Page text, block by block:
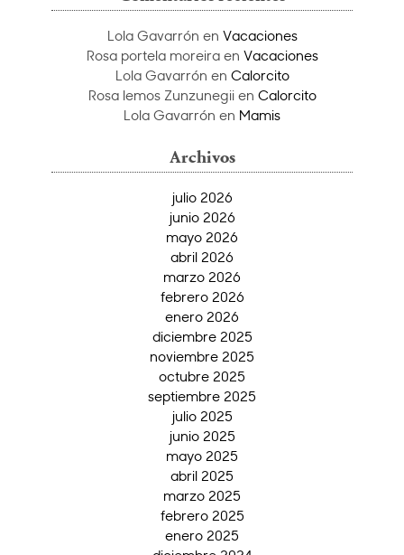
Lola Gavarrón en Vacaciones
Rosa portela moreiraen Vacaciones
Lola Gavarrón en Calorcito
Rosa lemos Zunzunegiien Calorcito
Lola Gavarrón en Mamis
Archivos
julio 2026
junio 2026
mayo 2026
abril 2026
marzo 2026
febrero 2026
enero 2026
diciembre 2025
noviembre 2025
octubre 2025
septiembre 2025
julio 2025
junio 2025
mayo 2025
abril 2025
marzo 2025
febrero 2025
enero 2025